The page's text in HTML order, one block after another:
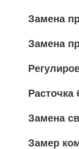
Замена
Замена
Расточка
Замена
Замер